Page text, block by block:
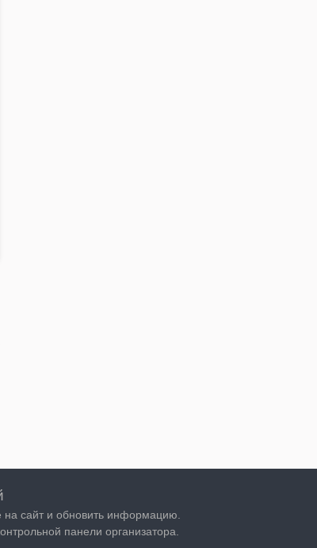
на сайт и обновить информацию.
панели организатора.